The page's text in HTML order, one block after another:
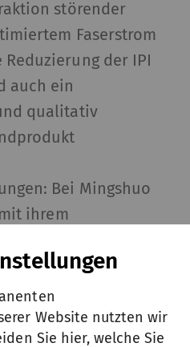
störender
Faserstrom
der IPI
auch ein
qualitativ
Bei Mingshuo
ihrem
Vergleich mit den
in der
in erheblichem
Website nutzten wir
Sie hier, welche Sie